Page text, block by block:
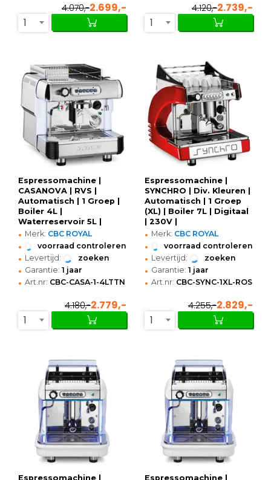
4.070,-2.699,-
1
4.120,-2.739,-
1
Espressomachine |
CASANOVA | RVS |
Automatisch | 1 Groep |
Boiler 4L |
Waterreservoir 5L |
Digitaal | 230V |
464x598x488(h)mm
• Merk: CBC ROYAL
• voorraad controleren
• Levertijd: zoeken
• Garantie: 1 jaar
• Art.nr: CBC-CASA-1-4LTTN
4.180,-2.779,-
1
Espressomachine |
SYNCHRO | Div. Kleuren |
Automatisch | 1 Groep
(XL) | Boiler 7L | Digitaal
| 230V |
568x593x557(h)mm
• Merk: CBC ROYAL
• voorraad controleren
• Levertijd: zoeken
• Garantie: 1 jaar
• Art.nr: CBC-SYNC-1XL-ROSSA
4.255,-2.829,-
1
Espressomachine |
Espressomachine |